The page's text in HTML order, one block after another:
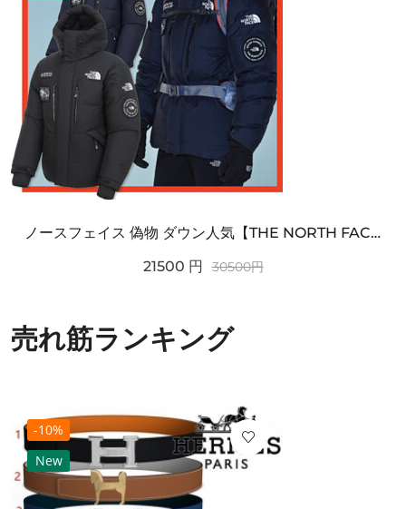
ノースフェイス 偽物 ダウン人気【THE NORTH FACE】M'S 7 SUMMIT HIM...
21500 円 30500円
売れ筋ランキング
-10%
New